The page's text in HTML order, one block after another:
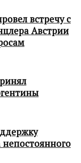
встречу с
Австрии